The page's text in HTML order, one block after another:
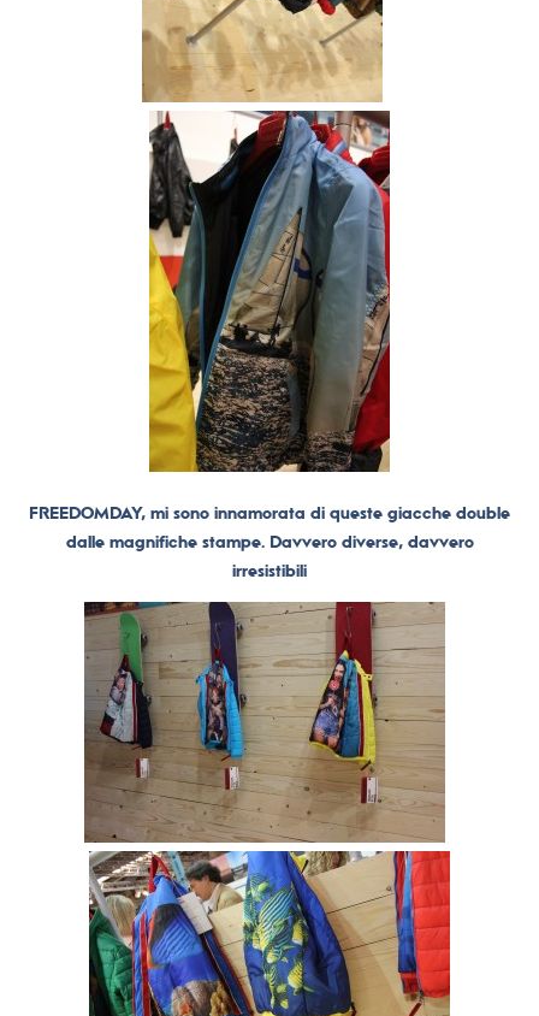
FREEDOMDAY, mi sono innamorata di queste giacche double
dalle magnifiche stampe. Davvero diverse, davvero
irresistibili